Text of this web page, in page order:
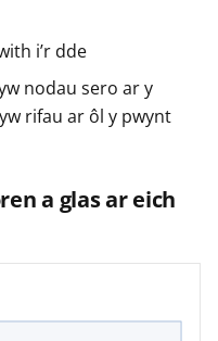
i’r dde
nodau sero ar y
rifau ar ôl y pwynt
a glas ar eich